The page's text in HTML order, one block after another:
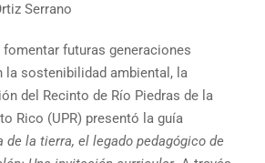
Serrano
futuras generaciones
sostenibilidad ambiental, la
del Recinto de Río Piedras de la
Rico (UPR) presentó la guía
de la tierra, el legado pedagógico de